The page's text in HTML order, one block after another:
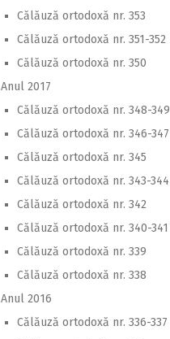
Călăuză ortodoxă nr. 353
Călăuză ortodoxă nr. 351-352
Călăuză ortodoxă nr. 350
Anul 2017
Călăuză ortodoxă nr. 348-349
Călăuză ortodoxă nr. 346-347
Călăuză ortodoxă nr. 345
Călăuză ortodoxă nr. 343-344
Călăuză ortodoxă nr. 342
Călăuză ortodoxă nr. 340-341
Călăuză ortodoxă nr. 339
Călăuză ortodoxă nr. 338
Anul 2016
Călăuză ortodoxă nr. 336-337